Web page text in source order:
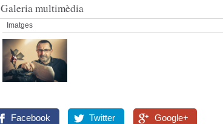
Galeria multimèdia
Imatges
Facebook Twitter Google+